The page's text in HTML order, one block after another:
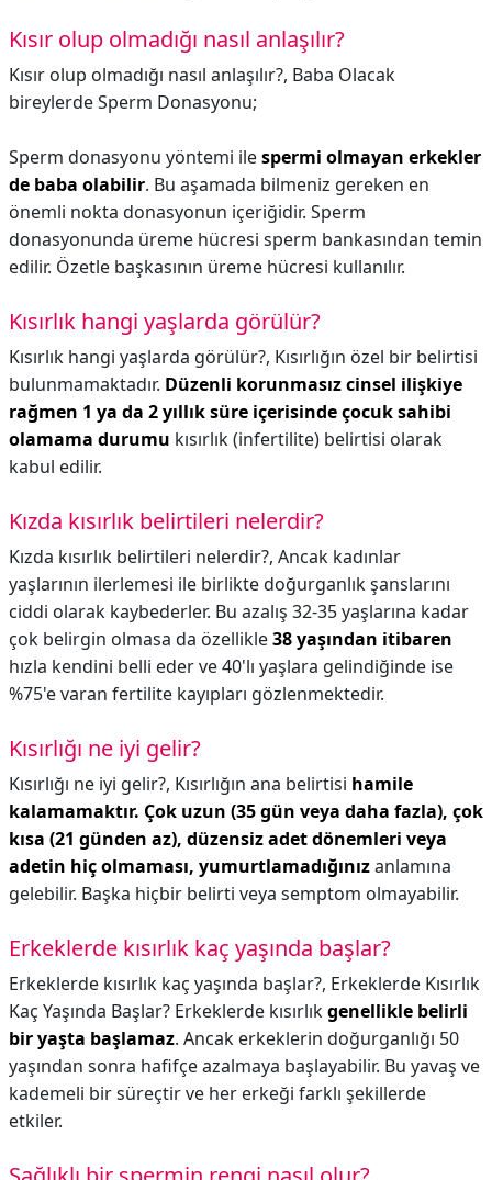
Kısır olup olmadığı nasıl anlaşılır?
Kısır olup olmadığı nasıl anlaşılır?, Baba Olacak
bireylerde Sperm Donasyonu;
Sperm donasyonu yöntemi ilespermi olmayan erkekler
de baba olabilir. Bu aşamada bilmeniz gereken en
önemli nokta donasyonun içeriğidir. Sperm
donasyonunda üreme hücresi sperm bankasından temin
edilir. Özetle başkasının üreme hücresi kullanılır.
Kısırlık hangi yaşlarda görülür?
Kısırlık hangi yaşlarda görülür?, Kısırlığın özel bir belirtisi
bulunmamaktadır. Düzenli korunmasız cinsel ilişkiye
rağmen 1 ya da 2 yıllık süre içerisinde çocuk sahibi
olamama durumu kısırlık (infertilite) belirtisi olarak
kabul edilir.
Kızda kısırlık belirtileri nelerdir?
Kızda kısırlık belirtileri nelerdir?, Ancak kadınlar
yaşlarının ilerlemesi ile birlikte doğurganlık şanslarını
ciddi olarak kaybederler. Bu azalış 32-35 yaşlarına kadar
çok belirgin olmasa da özellikle38 yaşından itibaren
hızla kendini belli eder ve 40'lı yaşlara gelindiğinde ise
%75'e varan fertilite kayıpları gözlenmektedir.
Kısırlığı ne iyi gelir?
Kısırlığı ne iyi gelir?, Kısırlığın ana belirtisi hamile
kalamamaktır. Çok uzun (35 gün veya daha fazla), çok
kısa (21 günden az), düzensiz adet dönemleri veya
adetin hiç olmaması, yumurtlamadığınızanlamına
gelebilir. Başka hiçbir belirti veya semptom olmayabilir.
Erkeklerde kısırlık kaç yaşında başlar?
Erkeklerde kısırlık kaç yaşında başlar?, Erkeklerde Kısırlık
Kaç Yaşında Başlar? Erkeklerde kısırlıkgenellikle belirli
bir yaşta başlamaz. Ancak erkeklerin doğurganlığı 50
yaşından sonra hafifçe azalmaya başlayabilir. Bu yavaş ve
kademeli bir süreçtir ve her erkeği farklı şekillerde
etkiler.